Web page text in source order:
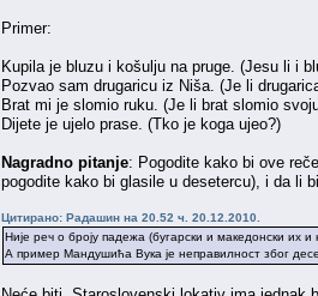
Primer:
Kupila je bluzu i košulju na pruge. (Jesu li i
Pozvao sam drugaricu iz Niša. (Je li
Brat mi je slomio ruku. (Je li brat slomio
Dijete je ujelo prase. (Tko je koga ujeo?)
Nagradno pitanje: Pogodite kako bi ove
pogodite kako bi glasile u desetercu), i da li
Цитирано: Радашин на 20.52 ч. 20.12.2010.
Није реч о броју падежа (бугарски и македонски их
А пример Мандушића Вука је неправилност због